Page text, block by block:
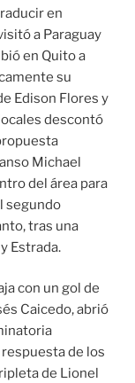
en
a Paraguay
en Quito a
su
Edison Flores y
descontó
Michael
del área para
segundo
tras una
Estrada.
con un gol de
Caicedo, abrió
de los
de Lionel